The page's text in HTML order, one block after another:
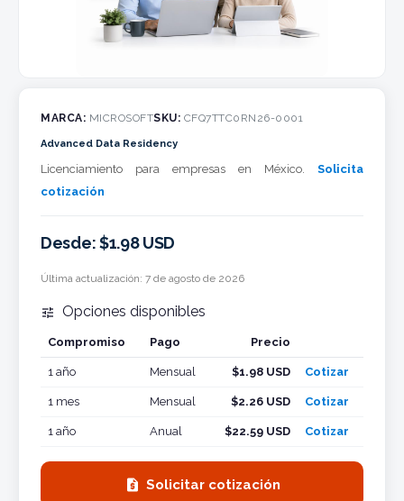
MARCA: MICROSOFTSKU: CFQ7TTC0RN26-0001
Advanced Data Residency
Licenciamiento para empresas en México. Solicita
cotización
Desde: $1.98 USD
Última actualización: 7 de agosto de 2026
 Opciones disponibles
Compromiso Pago Precio
1 año
Mensual $1.98 USD Cotizar
1 mes Mensual $2.26 USD Cotizar
1 año Anual $22.59 USD Cotizar
 Solicitar cotización